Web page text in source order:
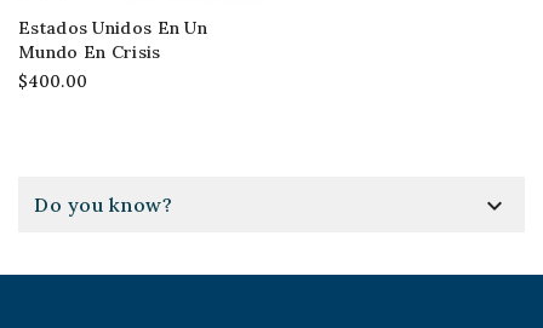
Estados Unidos En Un
Mundo En Crisis
$400.00
Do you know? 